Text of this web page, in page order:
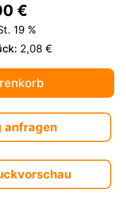
€
19 %
2,08 €
anfragen